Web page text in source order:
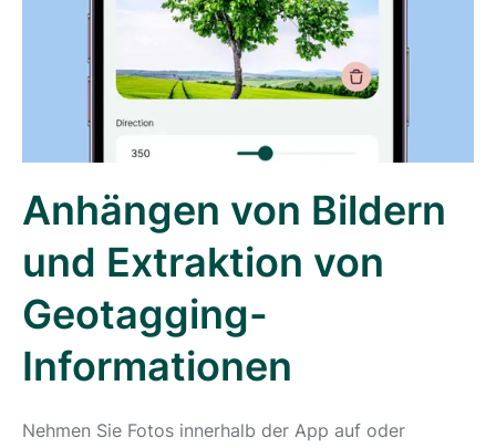
Anhängen von Bildern
und Extraktion von
Geotagging-
Informationen
Nehmen Sie Fotos innerhalb der App auf oder